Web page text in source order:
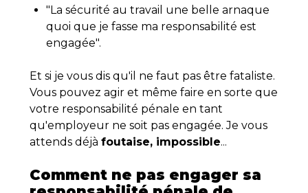
"La sécurité au travail une belle arnaque
quoi que je fasse ma responsabilité est
engagée".
Et si je vous dis qu'il ne faut pas être fataliste.
Vous pouvez agir et même faire en sorte que
votre responsabilité pénale en tant
qu'employeur ne soit pas engagée. Je vous
attends déjà foutaise, impossible...
Comment ne pas engager sa